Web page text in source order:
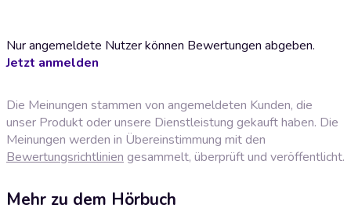
Nur angemeldete Nutzer können Bewertungen abgeben.
Jetzt anmelden
Die Meinungen stammen von angemeldeten Kunden, die
unser Produkt oder unsere Dienstleistung gekauft haben. Die
Meinungen werden in Übereinstimmung mit den
Bewertungsrichtlinien gesammelt, überprüft und veröffentlicht.
Mehr zu dem Hörbuch